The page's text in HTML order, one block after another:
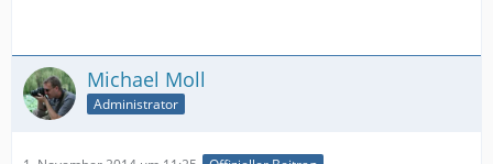
Michael Moll
Administrator